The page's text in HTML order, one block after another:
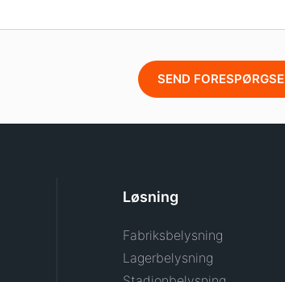
SEND
Løsning
Fabriksbelysning
Lagerbelysning